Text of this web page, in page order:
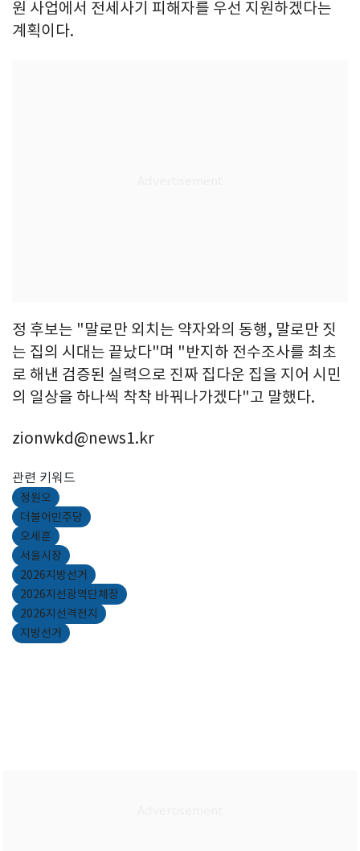
원 사업에서 전세사기 피해자를 우선 지원하겠다는
계획이다.
정 후보는 "말로만 외치는 약자와의 동행, 말로만 짓
는 집의 시대는 끝났다"며 "반지하 전수조사를 최초
로 해낸 검증된 실력으로 진짜 집다운 집을 지어 시민
의 일상을 하나씩 착착 바꿔나가겠다"고 말했다.
zionwkd@news1.kr
관련 키워드
정원오
더불어민주당
오세훈
서울시장
2026지방선거
2026지선광역단체장
2026지선격전지
지방선거